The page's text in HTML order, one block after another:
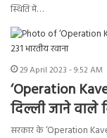
स्थिति में…
29 April 2023 - 9:52 AM
‘Operation
दिल्ली जाने वाले
सरकार के ‘Operation